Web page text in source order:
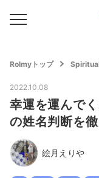
Rolmyトップ
2022.10.08
幸運を運んで
の姓名判断を徹
絵月えりや